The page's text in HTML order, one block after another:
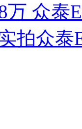
万 众泰
拍众泰